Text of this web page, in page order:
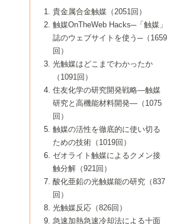
8号 高機能化ポリオレフィンに向けた重合
触媒の最近の進展
7号 持続可能社会実現のための触媒および
触媒関連技術
5号 若手会員による触媒研究の未来展望1：
企業編
6号 第102回触媒討論会
7号 触媒・化学反応における計算化学の進
8号 若手研究者による触媒研究の未来展望
2：大学・研究所編
5号 こんな物質，あんな物質―新たな触媒
の可能性―
7号 『結晶の化学』を活かした触媒研究
8号 イオン液体の応用
5号 水素製造・貯蔵のための触媒技術の新
しい展開
6号 第98回触媒討論会
7号 基礎化学品製造の触媒技術
8号 多機能型リアクター
4号 水分解用光触媒材料
5号 時間分解分光の進歩と応用
6号 第96回触媒討論会
8号 超臨界流体を用いた化学プロセスの新
2号 第93回触媒討論会
3号 特殊エネルギー場の触媒反応
4号 生体内における金属の触媒作用
5号 ファインケミカルズの展開に寄与する
6号 第94回触媒討論会
7号 サブナノレベルでみた新しい表面現象
8号 オレフィン重合触媒の新たな展
1号 なぜこの触媒が良いのか？
2号 第91回触媒討論会
3号 最近の自動車排ガス処理技術
4号 触媒研究の現状と将来─第90回触媒討論
5号 基礎化学品製造の触媒技術
6号 第92回触媒討論会
7号 基礎化学品製造の触媒技術
8号 資源の循環と触媒技術
▼44巻（2002年）
1号 高次制御された触媒の化学
2号 第89回触媒討論会
3号 触媒を利用した電気化学の新展開
4号 ナノ材料の調製と機能化
5号 こんな触媒が欲しい
6号 第90回触媒討論会
7号 触媒研究と学術雑誌/情報
8号 若い世代からみた触媒化学の現状と未
▼43巻（2001年）
1号 グリーンケミストリーと触媒
2号 第87回触媒討論会特集号
3号 生体触媒とバイオプロセス
4号 水素製造・利用の触媒化学
5号 触媒研究における新しい切り口：コン
ビナトリアルケミストリー
6号 第88回触媒討論会特集号
7号 企業における触媒研究のブレークスル
8号 この材料を触媒として使ってみません
▼42巻（2000年）
1号 触媒反応工学の明日を拓く
2号 第85回触媒討論会
3号 反応ダイナミクス
5号 触媒のおもしろさをどのように伝える
6号 第86回触媒討論会
7号 水素化精製触媒の新しい展開
8号 新しい反応性と機能性を目指した金属
クラスタ-化学
▼41巻（1999年）
1号 孔、穴、あな?-特異な空間とその利用-
2号 第83回触媒討論会
3号 均一系触媒反応最前線
4号 実用炭素材料の新展開
5号 研究の方法論を考える
7号 機能性金属材料と触媒
8号 触媒研究へのNMRの応用と展望
▼40巻（1998年）
進展と21世紀への提言/創立40周年記念・触
媒学会この10年の歩みとこれから/創立40周
2号 第81回触媒討論会
3号 計算機触媒化学へのさそい
4号 触媒劣化の制御と予測
5号 最新の実用プロセスと触媒
6号 第82回触媒討論会
1号 均一系と不均一系触媒反応-その特徴と
接点
2号 第79回触媒討論会
3号 最新NO除去触媒の実用化研究
4号 新しい反応場を目指した触媒調製
5号 反応・分離技術の新しい展開
6号 第80回触媒討論会
▼38巻（1996年）
1号 触媒の構造と触媒作用/C1化学を中心と
する21世紀への触媒
3号 オリンピックメダル:金・銀・銅はどん
な触媒作用を示すか
4号 触媒作用における機能の複合化
▼37巻（1995年）
1号 ファインケミカルズと固体触媒
2号 第75回触媒討論会
3号 希土類を利用した触媒
4号 触媒とリサイクル
5号 エネルギー変換触媒
▼36巻（1994年）
1号 電気化学と触媒
2号 第73回触媒討論会
3号 C4化学の展開
4号 《通常号》
▼35巻（1993年）
1号 工業触媒開発マニュアル―探索から工
業化まで
2号 第71回触媒討論会
▼34巻（1992年）
1号 インパクトを与えたこの研究
2号 第69回触媒討論会
▼33巻（1991年）
1号 触媒プロセス開発マニュアル―探索か
▼32巻（1990年）
貴金属合金触媒（2051回）
触媒OnTheWeb Hacks─「触媒」
誌のウェブサイトを使う─（1659
回）
光触媒はどこまでわかったか
（1091回）
住友化学の研究開発戦略―触媒
研究と高機能材料開発―（1075
回）
触媒の活性を徹底的に使い切る
ための技術（1019回）
ゼオライト触媒によるクメン接
触分解（921回）
酸化亜鉛の光触媒能の研究（837
回）
光触媒反応（826回）
急速加熱急速冷却法による十面